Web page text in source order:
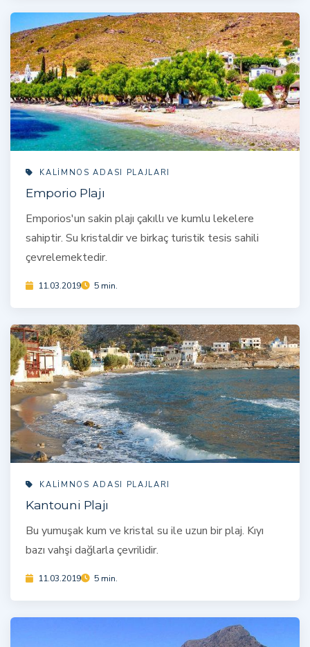
KALIMNOS ADASI PLAJLARI
Emporio Plajı
Emporios'un sakin plajı çakıllı ve kumlu lekelere
sahiptir. Su kristaldir ve birkaç turistik tesis sahili
çevrelemektedir.
11.03.2019 5 min.
KALIMNOS ADASI PLAJLARI
Kantouni Plajı
Bu yumuşak kum ve kristal su ile uzun bir plaj. Kıyı
bazı vahşi dağlarla çevrilidir.
11.03.2019 5 min.